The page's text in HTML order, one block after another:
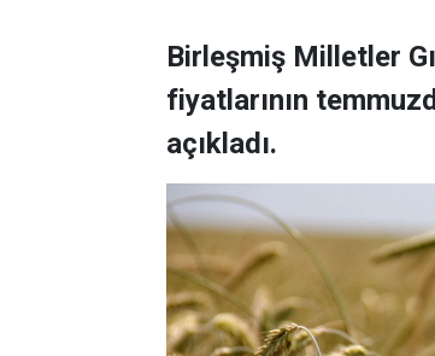
Birleşmiş Milletler
fiyatlarının
açıkladı.